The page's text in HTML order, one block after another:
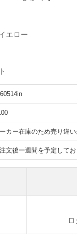
エロー
カー在庫のため売り違
文後一週間を予定して